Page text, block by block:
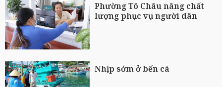
Phường Tô Châu nâng chất
lượng phục vụ người dân
Nhịp sớm ở bến cá